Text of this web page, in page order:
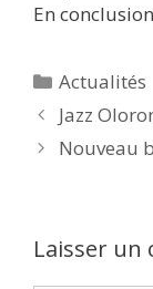
En
Catégories
Actualités
Jazz
Nouveau
Laisser un